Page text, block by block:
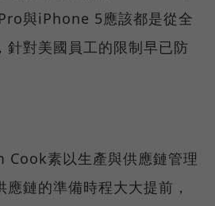
與iPhone 5應該都是從全
針對美國員工的限制早已防
Cook素以生產與供應鏈管理
鏈的準備時程大大提前，